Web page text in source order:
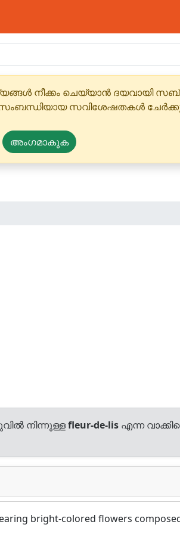
നീക്കം ചെയ്യാൻ
സംബന്ധിയായ സവിശേഷതകൾ
അംഗമാകുക
നിന്നുള്ളfleur-de-lis എന്ന
bright-colored flowers